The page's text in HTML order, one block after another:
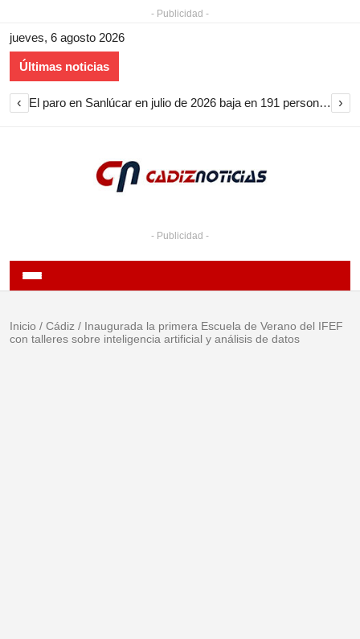
- Publicidad -
jueves, 6 agosto 2026
Últimas noticias
‹ El paro en Sanlúcar en julio de 2026 baja en 191 personas y encadena nueve meses de descenso ›
- Publicidad -
Inicio / Cádiz / Inaugurada la primera Escuela de Verano del IFEF
con talleres sobre inteligencia artificial y análisis de datos